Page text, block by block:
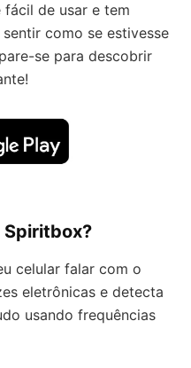
de usar e tem
como se estivesse
se para descobrir
Spiritbox?
celular falar com o
eletrônicas e detecta
usando frequências